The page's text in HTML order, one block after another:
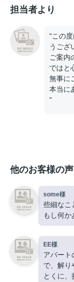
担当者より
"この
うござ
ご案内
ではと
無事に
本当に
"
他のお客様の
some様
些細なこ
もし何か
EE様
アパート
で、解り
とくに、